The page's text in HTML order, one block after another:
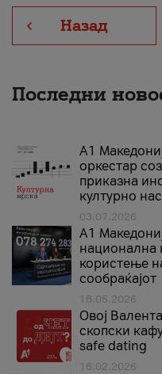
Назад
Последни
А1
оркестар
приказна
културно
03.07.2026
A1
национална
користење
сообраќајот
18.05.2026
Овој
скопски
safe dating
16.02.2026